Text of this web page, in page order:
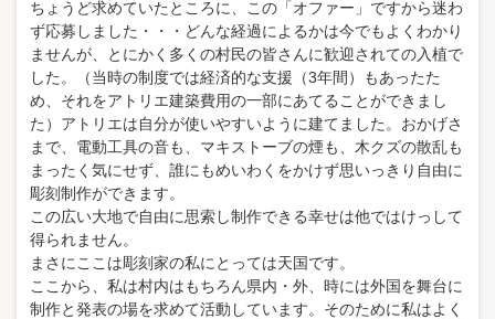
ちょうど求めていたところに、この「オファー」ですから迷わ
ず応募しました・・・どんな経過によるかは今でもよくわかり
ませんが、とにかく多くの村民の皆さんに歓迎されての入植で
した。（当時の制度では経済的な支援（3年間）もあったた
め、それをアトリエ建築費用の一部にあてることができまし
た）アトリエは自分が使いやすいように建てました。おかげさ
まで、電動工具の音も、マキストーブの煙も、木クズの散乱も
まったく気にせず、誰にもめいわくをかけず思いっきり自由に
彫刻制作ができます。
この広い大地で自由に思索し制作できる幸せは他ではけっして
得られません。
まさにここは彫刻家の私にとっては天国です。
ここから、私は村内はもちろん県内・外、時には外国を舞台に
制作と発表の場を求めて活動しています。そのために私はよく